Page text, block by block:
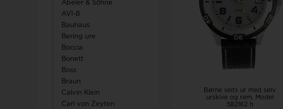
Rosefield
Royal London
Sector
Seits
Swiss Alpine Military
Swiss Military by Chrono
Swiss Millitary Hanowa
U-Boat
Abeler & Söhne
AVI-8
Bauhaus
Bering ure
Boccia
Bonett
Boss
Braun
Calvin Klein
Carl von Zeyten
Børne seits ur med sølv
urskive og rem, Model
582162 h